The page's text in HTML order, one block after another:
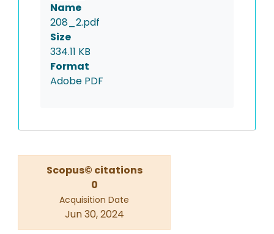
Name
208_2.pdf
Size
334.11 KB
Format
Adobe PDF
Scopus© citations
0
Acquisition Date
Jun 30, 2024